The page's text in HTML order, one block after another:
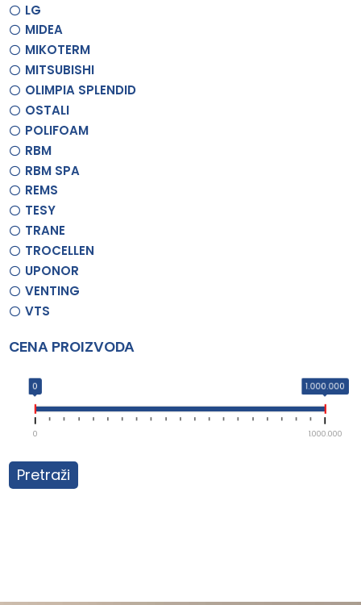
LG
MIDEA
MIKOTERM
MITSUBISHI
OLIMPIA SPLENDID
OSTALI
POLIFOAM
RBM
RBM SPA
REMS
TESY
TRANE
TROCELLEN
UPONOR
VENTING
VTS
CENA PROIZVODA
0 1.000.000
0 1.000.000
Pretraži